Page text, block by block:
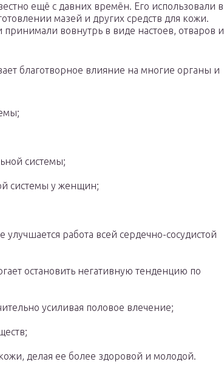
ещё с давних времён. Его использовали в
мазей и других средств для кожи.
вовнутрь в виде настоев, отваров и
благотворное влияние на многие органы и
системы;
системы у женщин;
работа всей сердечно-сосудистой
остановить негативную тенденцию по
усиливая половое влечение;
делая ее более здоровой и молодой.